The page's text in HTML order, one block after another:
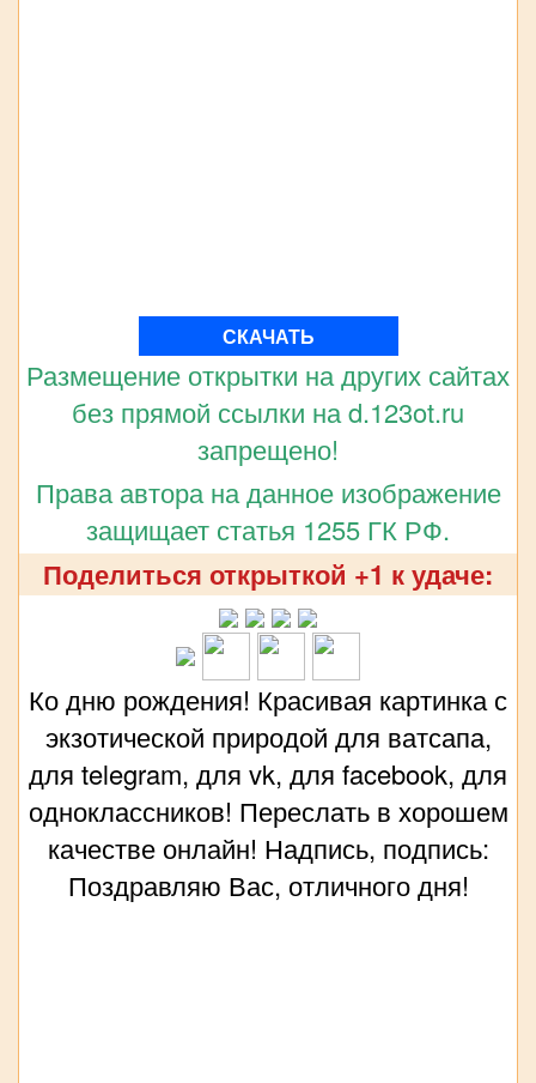
СКАЧАТЬ
Размещение открытки на других сайтах
без прямой ссылки на d.123ot.ru
запрещено!
Права автора на данное изображение
защищает статья 1255 ГК РФ.
Поделиться открыткой +1 к удаче:
Ко дню рождения! Красивая картинка с
экзотической природой для ватсапа,
для telegram, для vk, для facebook, для
одноклассников! Переслать в хорошем
качестве онлайн! Надпись, подпись:
Поздравляю Вас, отличного дня!